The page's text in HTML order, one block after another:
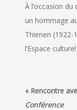
À l’occasion
un hommage
Thienen (1922-
l’Espace
« Rencontre
Conférence